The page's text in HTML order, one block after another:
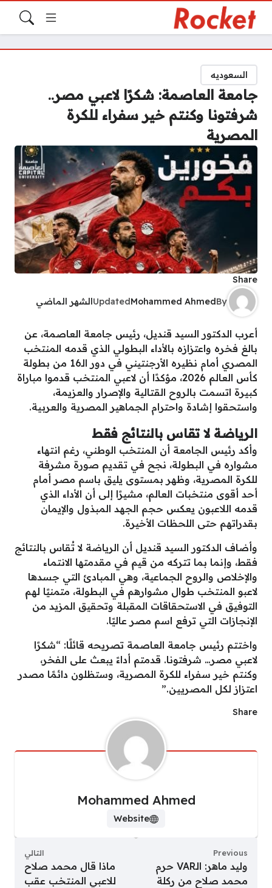
السعوديه
جامعة العاصمة: شكرًا لاعبي مصر..
شرفتونا وكنتم خير سفراء للكرة
المصرية
Share
By
Mohammed Ahmed
Updatedالشهر الماضي
أعرب الدكتور السيد قنديل، رئيس جامعة العاصمة، عن
بالغ فخره واعتزازه بالأداء البطولي الذي قدمه المنتخب
المصري أمام نظيره الأرجنتيني في دور الـ16 من بطولة
كأس العالم 2026، مؤكدًا أن لاعبي المنتخب قدموا مباراة
كبيرة اتسمت بالروح القتالية والإصرار والعزيمة،
واستحقوا إشادة واحترام الجماهير المصرية والعربية.
الرياضة لا تقاس بالنتائج فقط
وأكد رئيس الجامعة أن المنتخب الوطني، رغم انتهاء
مشواره في البطولة، نجح في تقديم صورة مشرفة
للكرة المصرية، وظهر بمستوى يليق باسم مصر أمام
أحد أقوى منتخبات العالم، مشيرًا إلى أن الأداء الذي
قدمه اللاعبون يعكس حجم الجهد المبذول والإيمان
بقدراتهم حتى اللحظات الأخيرة.
وأضاف الدكتور السيد قنديل أن الرياضة لا تُقاس بالنتائج
فقط، وإنما بما تتركه من قيم في مقدمتها الانتماء
والإخلاص والروح الجماعية، وهي المبادئ التي جسدها
لاعبو المنتخب طوال مشوارهم في البطولة، متمنيًا لهم
التوفيق في الاستحقاقات المقبلة وتحقيق المزيد من
الإنجازات التي ترفع اسم مصر عاليًا.
واختتم رئيس جامعة العاصمة تصريحه قائلًا: “شكرًا
لاعبي مصر… شرفتونا. قدمتم أداءً يبعث على الفخر،
وكنتم خير سفراء للكرة المصرية، وستظلون دائمًا مصدر
اعتزاز لكل المصريين.”
Share
Mohammed Ahmed
Website
Previous
وليد ماهر: الـVAR حرم
محمد صلاح من ركلة
التالي
ماذا قال محمد صلاح
للاعبي المنتخب عقب